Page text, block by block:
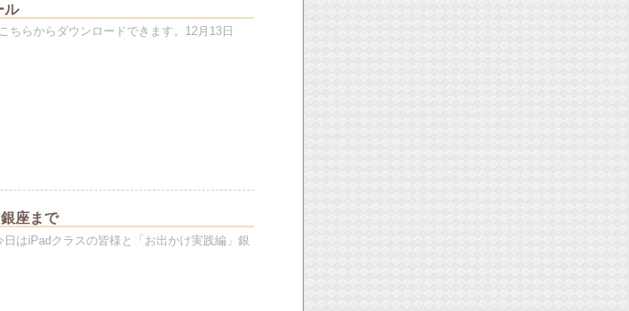
ル
ちらからダウンロードできます。12月13日
座まで
はiPadクラスの皆様と「お出かけ実践編」銀